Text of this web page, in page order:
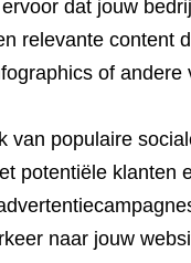
dat jouw
relevante
of
van populaire
potentiële klanten
naar jouw